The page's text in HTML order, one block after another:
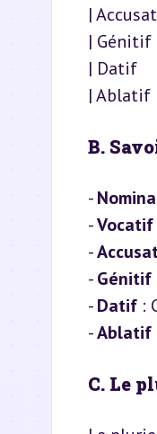
|
| Génitif
| Datif
| Ablatif
B.
-
- Vocatif
-
- Génitif
- Datif :
- Ablatif
C. Le